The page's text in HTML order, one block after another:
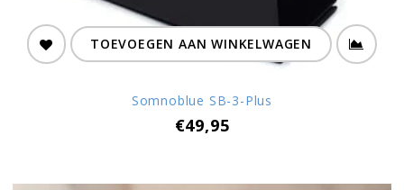
TOEVOEGEN AAN WINKELWAGEN
Somnoblue SB-3-Plus
€49,95